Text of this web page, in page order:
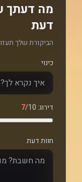
מה דעתך
דעת
הביקורת שלך
כינוי
דירוג: 7/10
חוות דעת